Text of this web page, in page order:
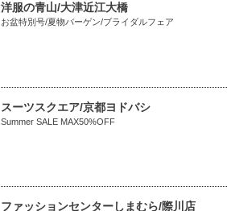
洋服の青山/大津近江大橋
お盆特別号/夏物バーゲン/ブライダルフェア
スーツスクエア/京都ヨドバシ
Summer SALE MAX50%OFF
ファッションセンターしまむら/際川店